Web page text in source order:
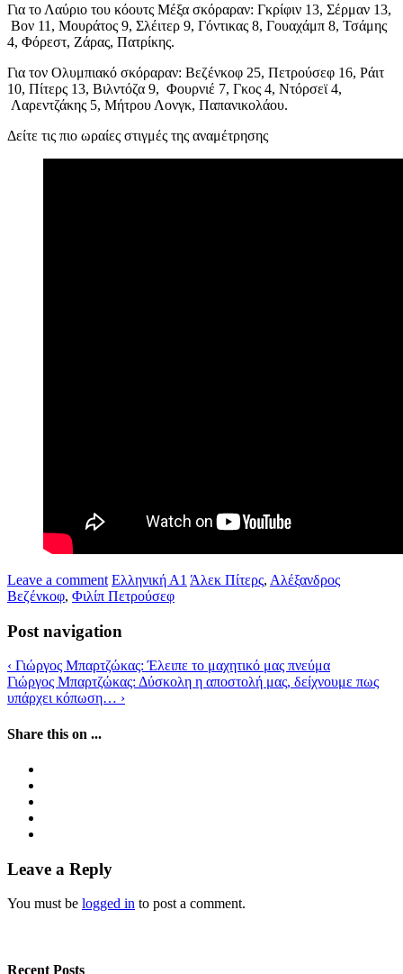
Για το Λαύριο του κόουτς Μέξα σκόραραν: Γκρίφιν 13, Σέρμαν 13,
Βον 11, Μουράτος 9, Σλέιτερ 9, Γόντικας 8, Γουαχάμπ 8, Τσάμης
4, Φόρεστ, Ζάρας, Πατρίκης.
Για τον Ολυμπιακό σκόραραν: Βεζένκοφ 25, Πετρούσεφ 16, Ράιτ
10, Πίτερς 13, Βιλντόζα 9, Φουρνιέ 7, Γκος 4, Ντόρσεϊ 4,
Λαρεντζάκης 5, Μήτρου Λονγκ, Παπανικολάου.
Δείτε τις πιο ωραίες στιγμές της αναμέτρησης
Leave a comment Ελληνική Α1 Άλεκ Πίτερς, Αλέξανδρος
Βεζένκοφ, Φιλίπ Πετρούσεφ
Post navigation
‹ Γιώργος Μπαρτζώκας: Έλειπε το μαχητικό μας πνεύμα
Γιώργος Μπαρτζώκας: Δύσκολη η αποστολή μας, δείχνουμε πως
υπάρχει κόπωση… ›
Share this on ...
Leave a Reply
You must be logged in to post a comment.
Recent Posts